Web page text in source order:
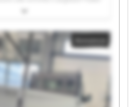
Trailer Store Lille
Lille Schmitz Cargobull Trailer
Trailer Store Lille
Store Lille Schmitz
Lille Schmitz Cargobull Trailer
Cargobull Trailer Store Lille
Store Lille Schmitz
Lille Schmitz Cargobull Trailer
Trailer Store Lille
Annonce